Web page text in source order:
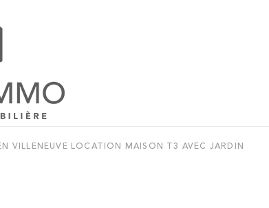
VILLENEUVE LOCATION MAISON T3 AVEC JARDIN